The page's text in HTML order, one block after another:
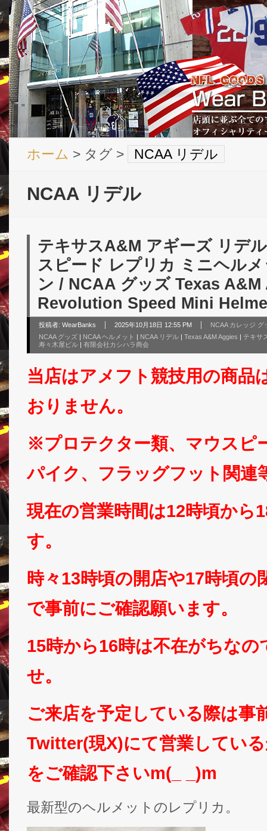
ホーム > タグ > NCAA リデル
NCAA リデル
テキサスA&M アギーズ リデ
スピード レプリカ ミニヘル
ン / NCAA グッズ Texas
Revolution Speed Mini
投稿者: WearBanks 2025年10月18日 12:55 PM
NCAA カレッジ グ
NCAA グッズ | NCAA ヘルメット | NCAA リデル | Texas A&M Aggies | テキサ
寿々木屋ビル | 有限会社カシハラ商会
当店はアメフト競技用の商品
おりません。
※プロテクター類、マウスピ
パイク、フラッグフット関連
現在の営業時間は12時頃から
す。
時々13時頃の開店や17時頃の
で事前にご確認願います。
15時から16時は不在がちなの
せ。
ご来店を予定している際は事
Twitter(現X)にて営業してい
をご確認下さいm(_ _)m
最新型のヘルメットのレプリカ。